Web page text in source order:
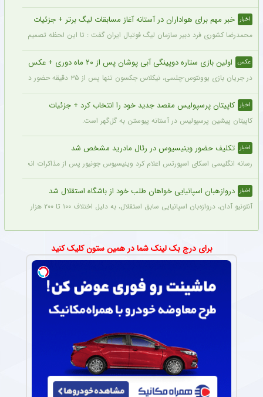
اخبار خبر مهم برای هواداران در آستانه آغاز مسابقات لیگ برتر + جزئیات
محمدرضا کشوری فرد دبیر سازمان لیگ فوتبال ایران گفت : تا این لحظه تصمیم بر این
عکس اولین بازی ستاره دوپینگی آبی پوشان پس از ۲۰ ماه دوری + عکس
در جریان بازی یوونتوس-چلسی، نیکلاس جکسون تنها پس از ۳۵ دقیقه حضور در زمین تعویض شد و در همین مسابقه میخایلو مودریک نخستین بازی خود را پس از ۲۰ ماه برای چلسی انجام داد.
اخبار کاپیتان پرسپولیس مقصد جدید خود را انتخاب کرد + جزئیات
کاپیتان پیشین پرسپولیس در آستانه پیوستن به گل‌گهر است.
اخبار تکلیف حضور وینیسیوس در رئال مادرید مشخص شد
رسانه انگلیسی اسکای اسپورتس اعلام کرد وینیسیوس جونیور پس از مذاکرات انجام شده
اخبار دروازهبان اسپانیایی خواهان طلب خود از باشگاه استقلال شد
آنتونیو آدان، دروازه‌بان اسپانیایی سابق استقلال، به دلیل اختلاف ۱۰۰ تا ۲۰۰ هزار یورویی در مطالبات خود، قصد شکایت از باشگاه را دارد.
برای درج بک لینک شما در همین ستون کلیک کنید